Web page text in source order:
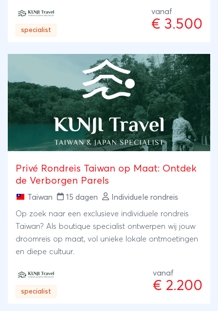
100% op maat gemaakt en wordt volledig
aangepast aan jouw persoonlijke wensen, tempo en
reisstijl.Dankzij onze eigen Aziatische roots,
deuren naar geheime plekken die voor andere
toeristen gesloten blijven. Van de futuristische
straten van Tokyo en de eeuwenoude tempels in
Kyoto, tot een authentieke overnachting in een
traditionele ryokan in het onaangetaste binnenland
— wij ontwerpen jouw ultieme droomreis.
specialist
vanaf
€ 3.500
Privé Rondreis Taiwan op Maat: Ontdek
de Verborgen Parels
Taiwan 15 dagen Individuele rondreis
Op zoek naar een exclusieve individuele rondreis
Taiwan? Als boutique specialist ontwerpen wij jouw
droomreis op maat, vol unieke lokale ontmoetingen
en diepe cultuur.
specialist
vanaf
€ 2.200